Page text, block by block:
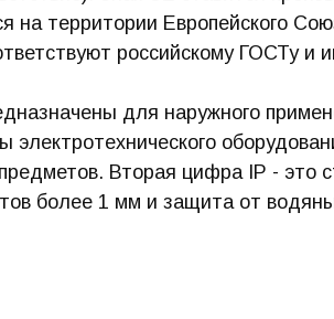
на территории Европейского
российскому ГОСТу и
для наружного
Вторая цифра IP - это
более 1 мм и защита от